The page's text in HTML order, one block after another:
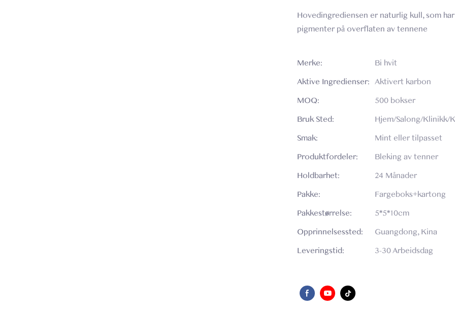
Hovedingrediensen er naturlig kull, som
pigmenter på overflaten av tennene
Merke: Bi hvit
Aktive Ingredienser: Aktivert karbon
MOQ: 500 bokser
Bruk Sted: Hjem/Salong/Klinikk/
Smak: Mint eller tilpasset
Produktfordeler: Bleking av tenner
Holdbarhet: 24 Månader
Pakke: Fargeboks+kartong
Pakkestørrelse: 5*5*10cm
Opprinnelsessted: Guangdong, Kina
Leveringstid: 3-30 Arbeidsdag